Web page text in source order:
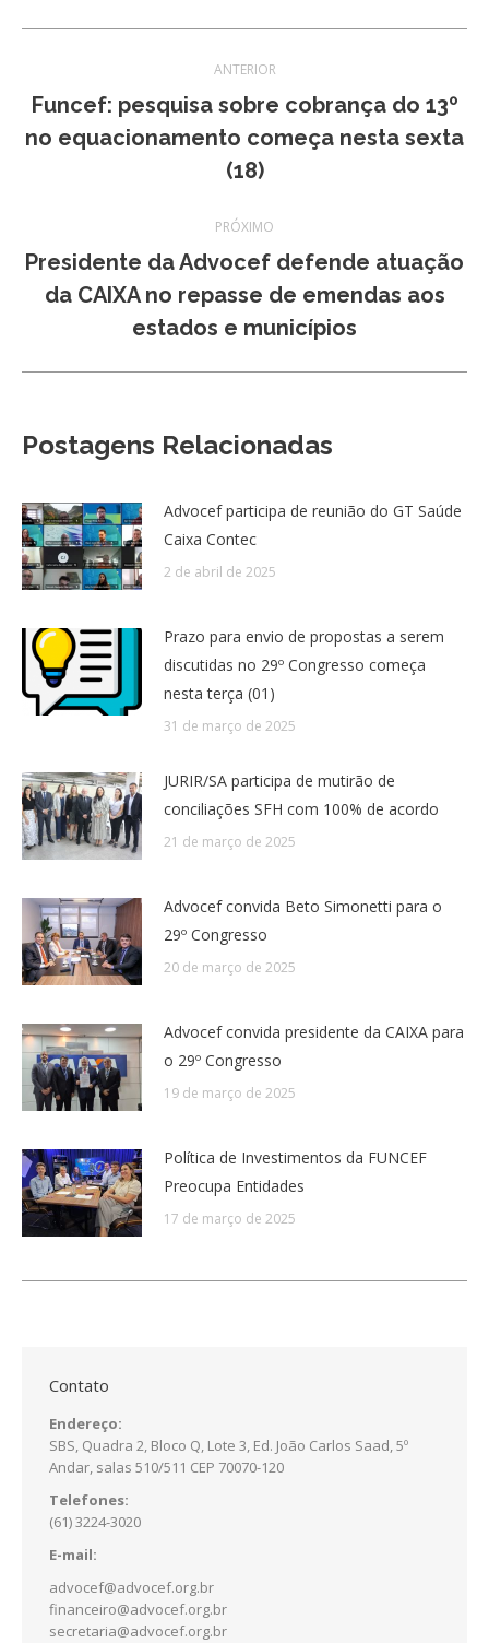
de
post:
ANTERIOR
Post
anterior:
Funcef: pesquisa sobre cobrança do 13º
no equacionamento começa nesta sexta
(18)
PRÓXIMO
Próximo
post:
Presidente da Advocef defende atuação
da CAIXA no repasse de emendas aos
estados e municípios
Postagens Relacionadas
Advocef participa de reunião do GT Saúde
Caixa Contec
2 de abril de 2025
Prazo para envio de propostas a serem
discutidas no 29º Congresso começa
nesta terça (01)
31 de março de 2025
JURIR/SA participa de mutirão de
conciliações SFH com 100% de acordo
21 de março de 2025
Advocef convida Beto Simonetti para o
29º Congresso
20 de março de 2025
Advocef convida presidente da CAIXA para
o 29º Congresso
19 de março de 2025
Política de Investimentos da FUNCEF
Preocupa Entidades
17 de março de 2025
Contato
Endereço:
SBS, Quadra 2, Bloco Q, Lote 3, Ed. João Carlos Saad, 5º
Andar, salas 510/511 CEP 70070-120
Telefones:
(61) 3224-3020
E-mail:
advocef@advocef.org.br
financeiro@advocef.org.br
secretaria@advocef.org.br